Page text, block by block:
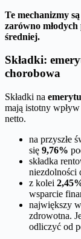
Te mechanizmy
zarówno
średniej.
Składki:
chorobowa
Składki na
mają istotny
netto.
na przyszłe
się 9,76%
składka
niezdolności
z kolei
wsparcie
największy
zdrowotna.
odliczyć od